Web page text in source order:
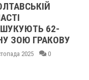
У
РОЗШУКУЮТЬ
РІЧНУ ГАННУ
МЕРКОТАН